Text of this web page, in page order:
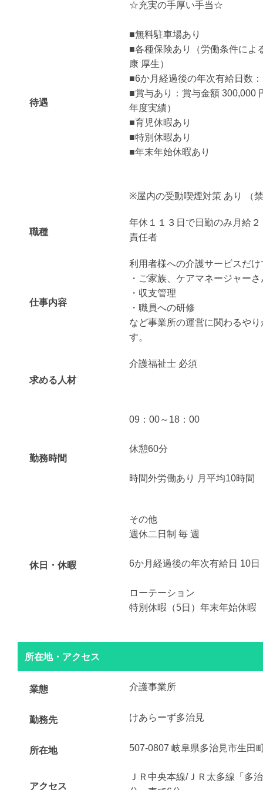
待遇
☆充実の手厚い手当☆
■無料駐車場あり
■各種保険あり（労働条件によ
康 厚生）
■6か月経過後の年次有給日数
■賞与あり：賞与金額 300,000
年度実績）
■育児休暇あり
■特別休暇あり
■年末年始休暇あり
※屋内の受動喫煙対策 あり （
職種
年休１１３日で日勤のみ月給
責任者
仕事内容
利用者様への介護サービスだけ
・ご家族、ケアマネージャー
・収支管理
・職員への研修
など事業所の運営に関わるや
す。
求める人材
介護福祉士 必須
勤務時間
09：00～18：00
休憩60分
時間外労働あり 月平均10時間
休日・休暇
その他
週休二日制 毎 週
6か月経過後の年次有給日 10日
ローテーション
特別休暇（5日）年末年始休暇
所在地・アクセス
業態 介護事業所
勤務先 けあらーず多治見
所在地 507-0807 岐阜県多治見市生田
アクセス
ＪＲ中央本線/ＪＲ太多線「多